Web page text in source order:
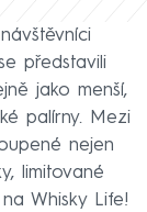
představili
jako menší,
palírny. Mezi
nejen
limitované
Whisky Life!